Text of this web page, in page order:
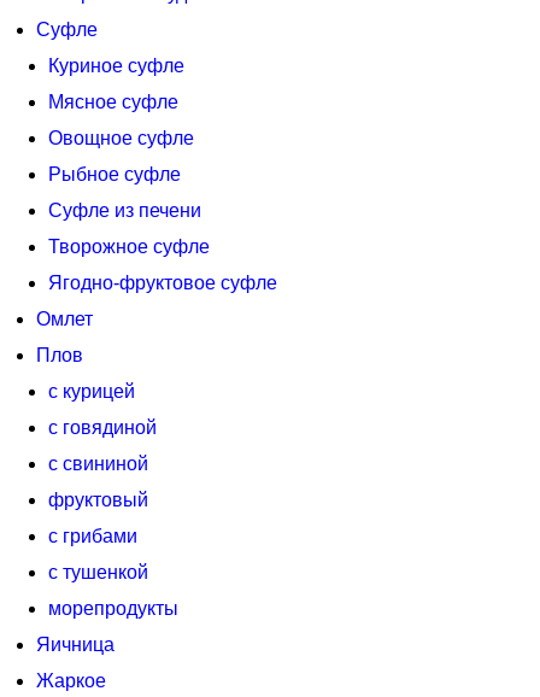
Суфле
Куриное суфле
Мясное суфле
Овощное суфле
Рыбное суфле
Суфле из печени
Творожное суфле
Ягодно-фруктовое суфле
Омлет
Плов
с курицей
с говядиной
с свининой
фруктовый
с грибами
с тушенкой
морепродукты
Яичница
Жаркое